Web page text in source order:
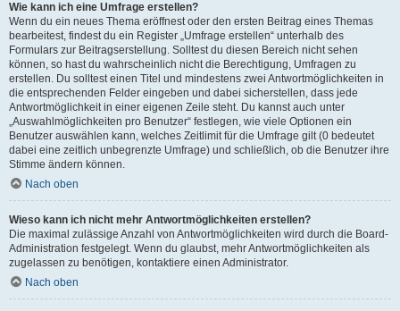
Wie kann ich eine Umfrage erstellen?
Wenn du ein neues Thema eröffnest oder den ersten Beitrag eines Themas
bearbeitest, findest du ein Register „Umfrage erstellen“ unterhalb des
Formulars zur Beitragserstellung. Solltest du diesen Bereich nicht sehen
können, so hast du wahrscheinlich nicht die Berechtigung, Umfragen zu
erstellen. Du solltest einen Titel und mindestens zwei Antwortmöglichkeiten in
die entsprechenden Felder eingeben und dabei sicherstellen, dass jede
Antwortmöglichkeit in einer eigenen Zeile steht. Du kannst auch unter
„Auswahlmöglichkeiten pro Benutzer“ festlegen, wie viele Optionen ein
Benutzer auswählen kann, welches Zeitlimit für die Umfrage gilt (0 bedeutet
dabei eine zeitlich unbegrenzte Umfrage) und schließlich, ob die Benutzer ihre
Stimme ändern können.
Nach oben
Wieso kann ich nicht mehr Antwortmöglichkeiten erstellen?
Die maximal zulässige Anzahl von Antwortmöglichkeiten wird durch die Board-
Administration festgelegt. Wenn du glaubst, mehr Antwortmöglichkeiten als
zugelassen zu benötigen, kontaktiere einen Administrator.
Nach oben